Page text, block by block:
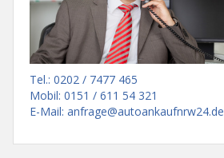
Tel.: 0202 / 7477 465
Mobil: 0151 / 611 54 321
E-Mail: anfrage@autoankaufnrw24.de